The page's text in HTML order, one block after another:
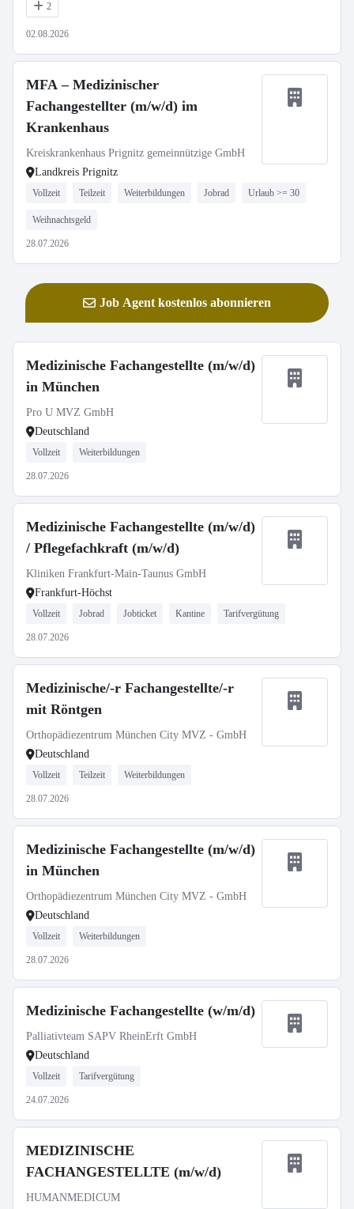
2
02.08.2026
MFA – Medizinischer
Fachangestellter (m/w/d) im
Krankenhaus
Kreiskrankenhaus Prignitz gemeinnützige GmbH
Landkreis Prignitz
Vollzeit Teilzeit Weiterbildungen Jobrad Urlaub >= 30
Weihnachtsgeld
28.07.2026
Job Agent kostenlos abonnieren
Medizinische Fachangestellte (m/w/d)
in München
Pro U MVZ GmbH
Deutschland
Vollzeit Weiterbildungen
28.07.2026
Medizinische Fachangestellte (m/w/d)
/ Pflegefachkraft (m/w/d)
Kliniken Frankfurt-Main-Taunus GmbH
Frankfurt-Höchst
Vollzeit Jobrad Jobticket Kantine Tarifvergütung
28.07.2026
Medizinische/-r Fachangestellte/-r
mit Röntgen
Orthopädiezentrum München City MVZ - GmbH
Deutschland
Vollzeit Teilzeit Weiterbildungen
28.07.2026
Medizinische Fachangestellte (m/w/d)
in München
Orthopädiezentrum München City MVZ - GmbH
Deutschland
Vollzeit Weiterbildungen
28.07.2026
Medizinische Fachangestellte (w/m/d)
Palliativteam SAPV RheinErft GmbH
Deutschland
Vollzeit Tarifvergütung
24.07.2026
MEDIZINISCHE
FACHANGESTELLTE (m/w/d)
HUMANMEDICUM